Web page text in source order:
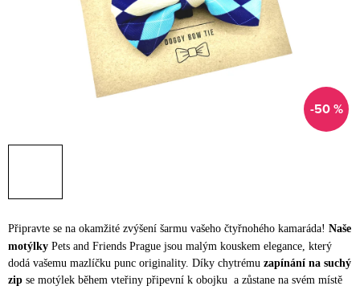
-50 %
Připravte se na okamžité zvýšení šarmu vašeho čtyřnohého kamaráda! Naše
motýlky Pets and Friends Prague jsou malým kouskem elegance, který
dodá vašemu mazlíčku punc originality. Díky chytrému zapínání na suchý
zip se motýlek během vteřiny připevní k obojku a zůstane na svém místě